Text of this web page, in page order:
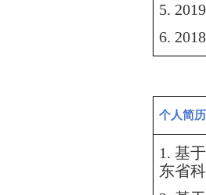
5.
6.
个人简历
1. 基
东省